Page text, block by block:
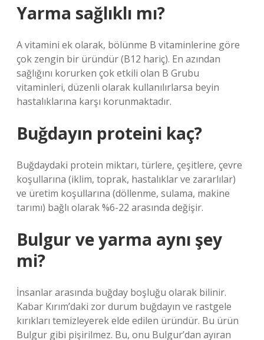
Yarma sağlıklı mı?
A vitamini ek olarak, bölünme B vitaminlerine göre
çok zengin bir üründür (B12 hariç). En azından
sağlığını korurken çok etkili olan B Grubu
vitaminleri, düzenli olarak kullanılırlarsa beyin
hastalıklarına karşı korunmaktadır.
Buğdayın proteini kaç?
Buğdaydaki protein miktarı, türlere, çeşitlere, çevre
koşullarına (iklim, toprak, hastalıklar ve zararlılar)
ve üretim koşullarına (döllenme, sulama, makine
tarımı) bağlı olarak %6-22 arasında değişir.
Bulgur ve yarma aynı şey
mi?
İnsanlar arasında buğday boşluğu olarak bilinir.
Kabar Kırım’daki zor durum buğdayın ve rastgele
kırıkları temizleyerek elde edilen üründür. Bu ürün
Bulgur gibi pişirilmez. Bu, onu Bulgur’dan ayıran